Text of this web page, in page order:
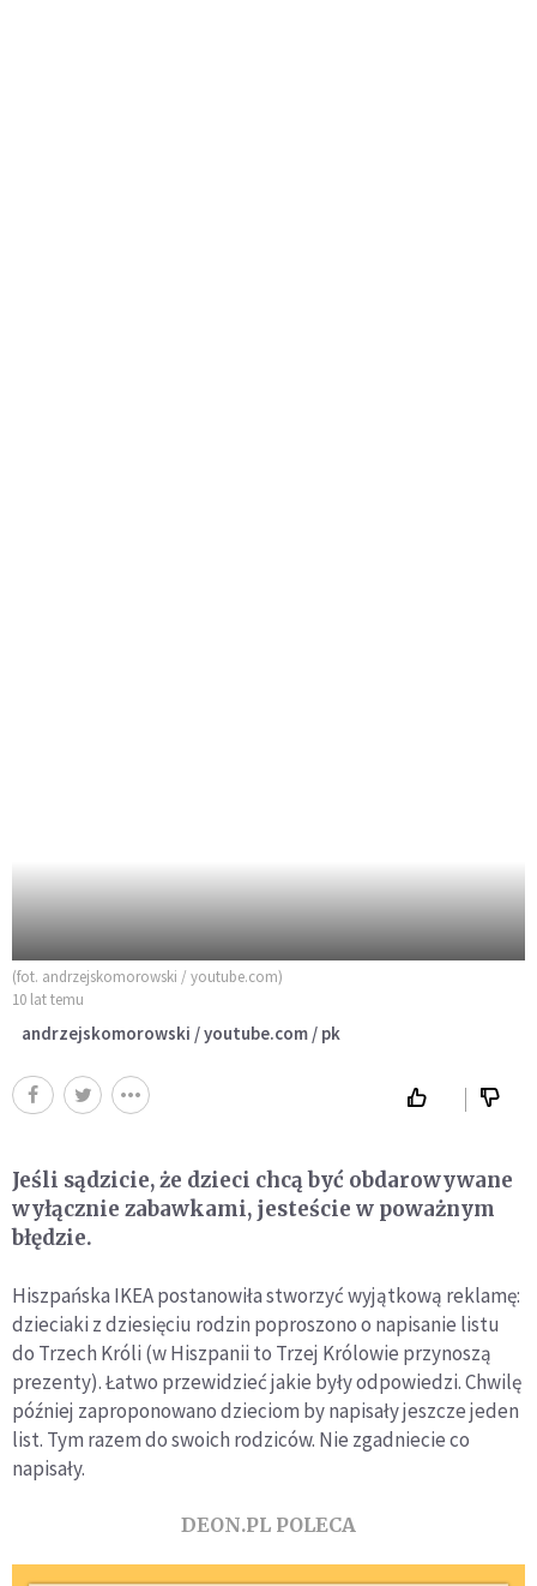
(fot. andrzejskomorowski / youtube.com)
10 lat temu
andrzejskomorowski / youtube.com / pk
Jeśli sądzicie, że dzieci chcą być obdarowywane
wyłącznie zabawkami, jesteście w poważnym
błędzie.
Hiszpańska IKEA postanowiła stworzyć wyjątkową reklamę:
dzieciaki z dziesięciu rodzin poproszono o napisanie listu
do Trzech Króli (w Hiszpanii to Trzej Królowie przynoszą
prezenty). Łatwo przewidzieć jakie były odpowiedzi. Chwilę
później zaproponowano dzieciom by napisały jeszcze jeden
list. Tym razem do swoich rodziców. Nie zgadniecie co
napisały.
DEON.PL POLECA